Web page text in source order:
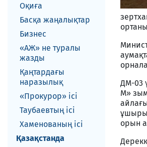
Оқиға
Басқа жаңалықтар
Бизнес
«АЖ» не туралы
жазды
Қаңтардағы
наразылық
«Прокурор» ісі
Таубаевтың ісі
Хаменованың ісі
Қазақстанда
ДМ-03
М»
орын